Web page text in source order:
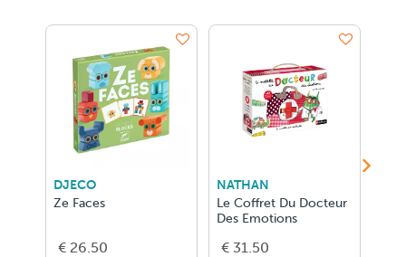
DJECO
Ze Faces
€ 26.50
NATHAN
Le Coffret Du Docteur
Des Emotions
€ 31.50